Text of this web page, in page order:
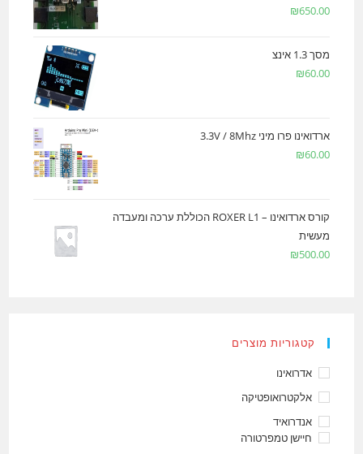
₪650.00
מסך 1.3 אינצ
₪60.00
ארדואינו פרו מיני 3.3V / 8Mhz
₪60.00
קורס ארדואינו – ROXER L1 הכוללת ערכה ומעבדה
מעשית
₪500.00
קטגוריות מוצרים
אדרואינו
אלקטרואופטיקה
אנדרואיד
חיישן טמפרטורה